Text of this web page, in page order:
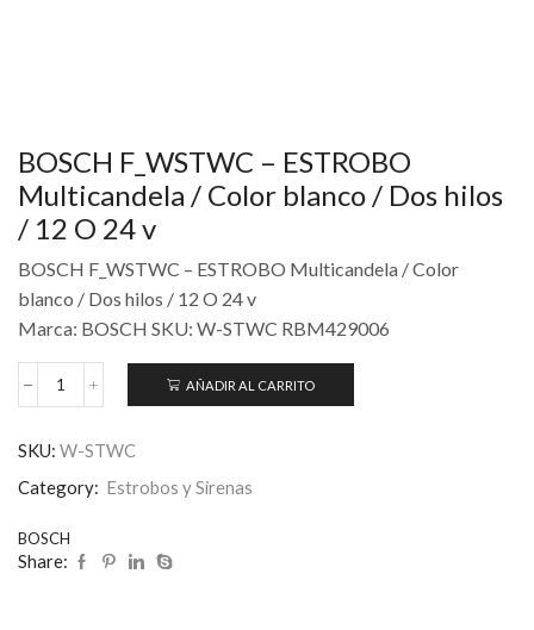
BOSCH F_WSTWC – ESTROBO
Multicandela / Color blanco / Dos hilos
/ 12 O 24 v
BOSCH F_WSTWC – ESTROBO Multicandela / Color
blanco / Dos hilos / 12 O 24 v
Marca: BOSCH SKU: W-STWC RBM429006
AÑADIR AL CARRITO
SKU: W-STWC
Category: Estrobos y Sirenas
BOSCH
Share: